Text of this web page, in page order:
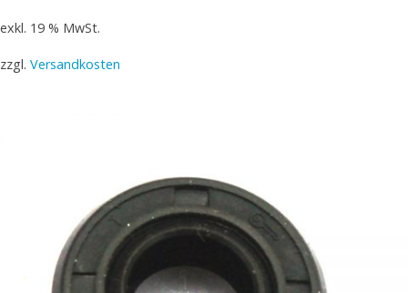
exkl. 19 % MwSt.
zzgl. Versandkosten